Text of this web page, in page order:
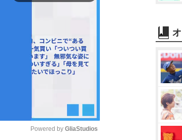
Powered by GliaStudios